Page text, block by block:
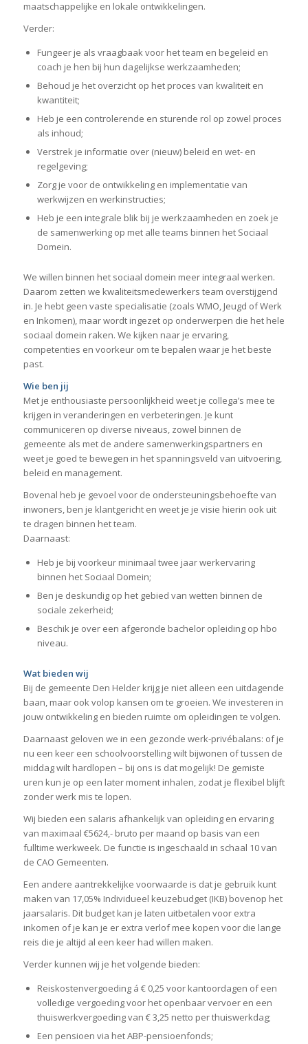
maatschappelijke en lokale ontwikkelingen.
Verder:
Fungeer je als vraagbaak voor het team en begeleid en
coach je hen bij hun dagelijkse werkzaamheden;
Behoud je het overzicht op het proces van kwaliteit en
kwantiteit;
Heb je een controlerende en sturende rol op zowel proces
als inhoud;
Verstrek je informatie over (nieuw) beleid en wet- en
regelgeving;
Zorg je voor de ontwikkeling en implementatie van
werkwijzen en werkinstructies;
Heb je een integrale blik bij je werkzaamheden en zoek je
de samenwerking op met alle teams binnen het Sociaal
Domein.
We willen binnen het sociaal domein meer integraal werken.
Daarom zetten we kwaliteitsmedewerkers team overstijgend
in. Je hebt geen vaste specialisatie (zoals WMO, Jeugd of Werk
en Inkomen), maar wordt ingezet op onderwerpen die het hele
sociaal domein raken. We kijken naar je ervaring,
competenties en voorkeur om te bepalen waar je het beste
past.
Wie ben jij
Met je enthousiaste persoonlijkheid weet je collega’s mee te
krijgen in veranderingen en verbeteringen. Je kunt
communiceren op diverse niveaus, zowel binnen de
gemeente als met de andere samenwerkingspartners en
weet je goed te bewegen in het spanningsveld van uitvoering,
beleid en management.
Bovenal heb je gevoel voor de ondersteuningsbehoefte van
inwoners, ben je klantgericht en weet je je visie hierin ook uit
te dragen binnen het team.
Daarnaast:
Heb je bij voorkeur minimaal twee jaar werkervaring
binnen het Sociaal Domein;
Ben je deskundig op het gebied van wetten binnen de
sociale zekerheid;
Beschik je over een afgeronde bachelor opleiding op hbo
niveau.
Wat bieden wij
Bij de gemeente Den Helder krijg je niet alleen een uitdagende
baan, maar ook volop kansen om te groeien. We investeren in
jouw ontwikkeling en bieden ruimte om opleidingen te volgen.
Daarnaast geloven we in een gezonde werk-privébalans: of je
nu een keer een schoolvoorstelling wilt bijwonen of tussen de
middag wilt hardlopen – bij ons is dat mogelijk! De gemiste
uren kun je op een later moment inhalen, zodat je flexibel blijft
zonder werk mis te lopen.
Wij bieden een salaris afhankelijk van opleiding en ervaring
van maximaal €5624,- bruto per maand op basis van een
fulltime werkweek. De functie is ingeschaald in schaal 10 van
de CAO Gemeenten.
Een andere aantrekkelijke voorwaarde is dat je gebruik kunt
maken van 17,05% Individueel keuzebudget (IKB) bovenop het
jaarsalaris. Dit budget kan je laten uitbetalen voor extra
inkomen of je kan je er extra verlof mee kopen voor die lange
reis die je altijd al een keer had willen maken.
Verder kunnen wij je het volgende bieden:
Reiskostenvergoeding á € 0,25 voor kantoordagen of een
volledige vergoeding voor het openbaar vervoer en een
thuiswerkvergoeding van € 3,25 netto per thuiswerkdag;
Een pensioen via het ABP-pensioenfonds;